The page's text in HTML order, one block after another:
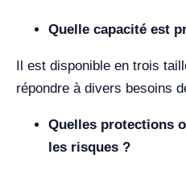
Quelle capacité est
Il est disponible en trois
répondre à divers besoins
Quelles protections
les risques ?